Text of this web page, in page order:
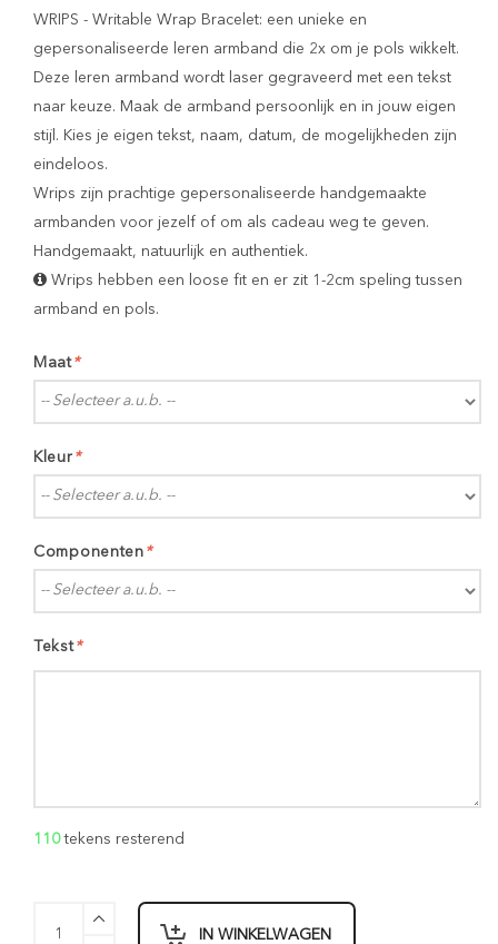
WRIPS - Writable Wrap Bracelet: een unieke en
gepersonaliseerde leren armband die 2x om je pols wikkelt.
Deze leren armband wordt laser gegraveerd met een tekst
naar keuze. Maak de armband persoonlijk en in jouw eigen
stijl. Kies je eigen tekst, naam, datum, de mogelijkheden zijn
eindeloos.
Wrips zijn prachtige gepersonaliseerde handgemaakte
armbanden voor jezelf of om als cadeau weg te geven.
Handgemaakt, natuurlijk en authentiek.
Wrips hebben een loose fit en er zit 1-2cm speling tussen
armband en pols.
*
Maat
*
Kleur
*
Componenten
*
Tekst
110tekens resterend
IN WINKELWAGEN